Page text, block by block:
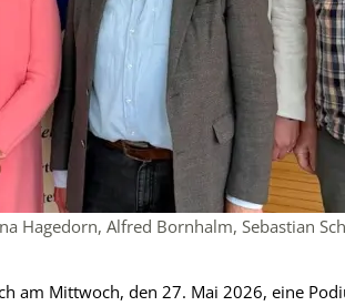
Hagedorn, Alfred Bornhalm, Sebastian
am Mittwoch, den 27. Mai 2026, eine